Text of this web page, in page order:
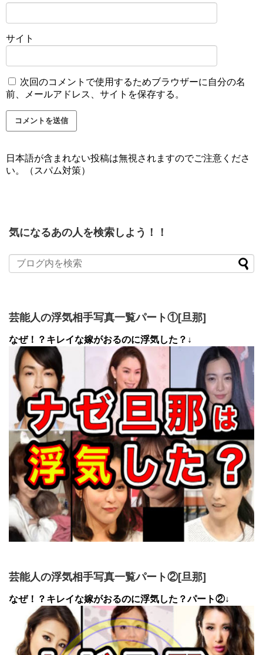
サイト
次回のコメントで使用するためブラウザーに自分の名
前、メールアドレス、サイトを保存する。
日本語が含まれない投稿は無視されますのでご注意くださ
い。（スパム対策）
気になるあの人を検索しよう！！
芸能人の浮気相手写真一覧パート①[旦那]
なぜ！？キレイな嫁がおるのに浮気した？↓
芸能人の浮気相手写真一覧パート②[旦那]
なぜ！？キレイな嫁がおるのに浮気した？パート②↓